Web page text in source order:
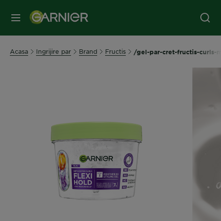
MENIU
Acasa Ingrijire par Brand Fructis /gel-par-cret-fructis-curls-